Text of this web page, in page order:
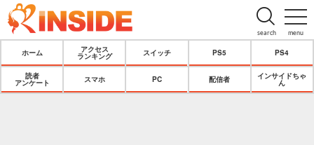
menu
search
ホーム
アクセス
ランキング
スイッチ PS5 PS4
読者
アンケート
スマホ PC 配信者
インサイドちゃ
ん